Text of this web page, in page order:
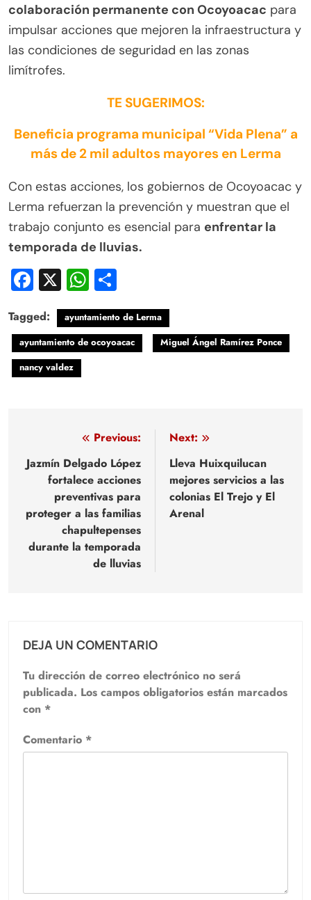
colaboración permanente con Ocoyoacac para
impulsar acciones que mejoren la infraestructura y
las condiciones de seguridad en las zonas
limítrofes.
TE SUGERIMOS:
Beneficia programa municipal “Vida Plena” a
más de 2 mil adultos mayores en Lerma
Con estas acciones, los gobiernos de Ocoyoacac y
Lerma refuerzan la prevención y muestran que el
trabajo conjunto es esencial para enfrentar la
temporada de lluvias.
Facebook
X WhatsApp
Tagged:
ayuntamiento de Lerma
ayuntamiento de ocoyoacac
Miguel Ángel Ramírez Ponce
nancy valdez
Navegación
de
entradas
Previous:
Jazmín Delgado López
fortalece acciones
preventivas para
proteger a las familias
chapultepenses
durante la temporada
de lluvias
Next:
Lleva Huixquilucan
mejores servicios a las
colonias El Trejo y El
Arenal
DEJA UN COMENTARIO
Tu dirección de correo electrónico no será
publicada. Los campos obligatorios están marcados
con *
Comentario *